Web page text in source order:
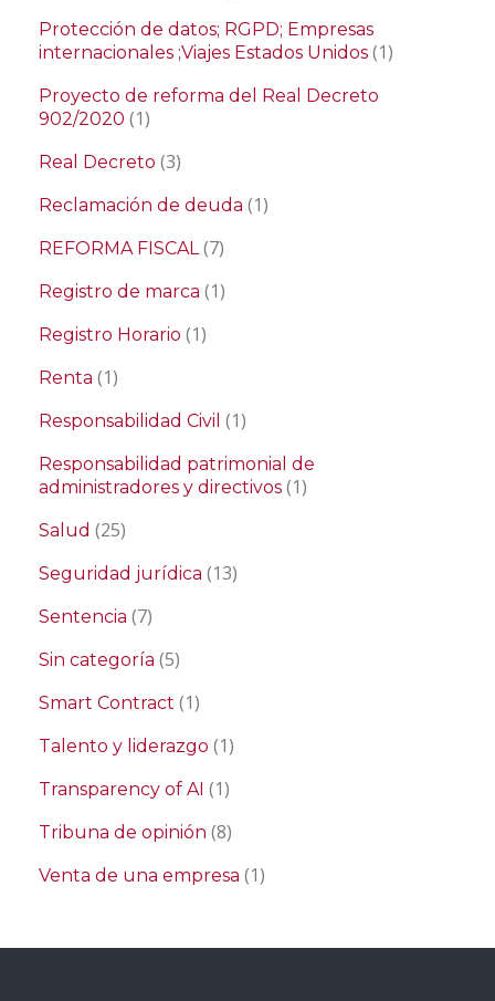
Protección de datos; RGPD; Empresas
internacionales ;Viajes Estados Unidos (1)
Proyecto de reforma del Real Decreto
902/2020 (1)
Real Decreto (3)
Reclamación de deuda (1)
REFORMA FISCAL(7)
Registro de marca (1)
Registro Horario (1)
Renta (1)
Responsabilidad Civil (1)
Responsabilidad patrimonial de
administradores y directivos (1)
Salud (25)
Seguridad jurídica (13)
Sentencia (7)
Sin categoría (5)
Smart Contract (1)
Talento y liderazgo (1)
Transparency of AI (1)
Tribuna de opinión (8)
Venta de una empresa (1)